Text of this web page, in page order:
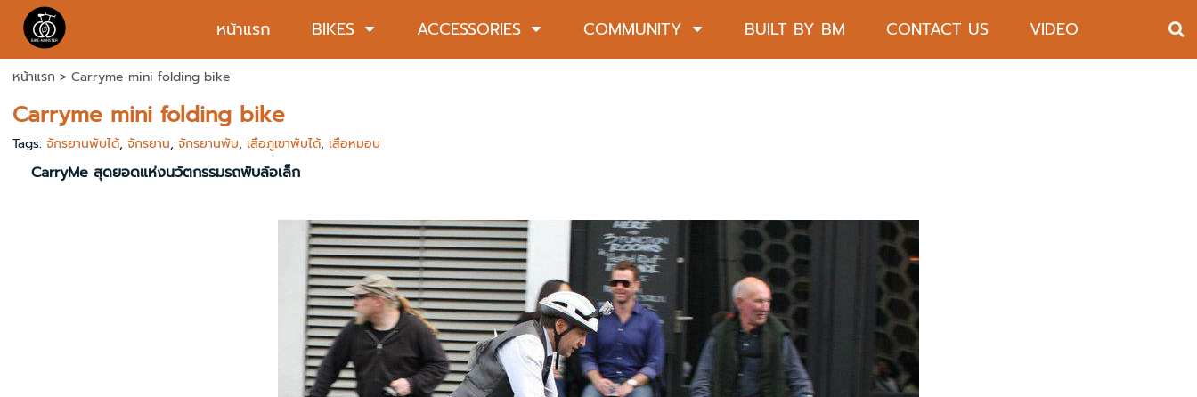
หน้าแรก BIKES ACCESSORIES COMMUNITY BUILT BY BM CONTACT US VIDEO
หน้าแรก > Carryme mini folding bike
Carryme mini folding bike
Tags: จักรยานพับได้, จักรยาน, จักรยานพับ, เสือภูเขาพับได้, เสือหมอบ
CarryMe สุดยอดแห่งนวัตกรรมรถพับล้อเล็ก